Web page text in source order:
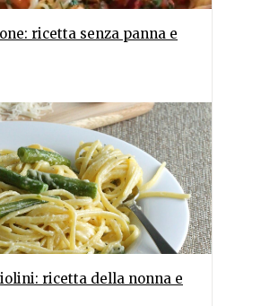
ricetta senza panna e
ricetta della nonna e